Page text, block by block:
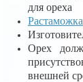
для ореха
Растаможка
Орех
внешней